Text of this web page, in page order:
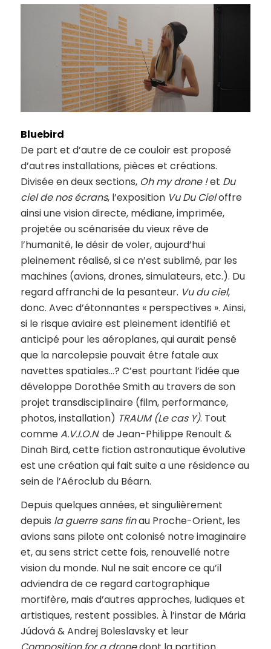
Bluebird
De part et d’autre de ce couloir est proposé
d’autres installations, pièces et créations.
Divisée en deux sections, Oh my drone !et Du
ciel de nos écrans, l’exposition Vu Du Cieloffre
ainsi une vision directe, médiane, imprimée,
projetée ou scénarisée du vieux rêve de
l’humanité, le désir de voler, aujourd’hui
pleinement réalisé, si ce n’est sublimé, par les
machines (avions, drones, simulateurs, etc.). Du
regard affranchi de la pesanteur. Vu du ciel,
donc. Avec d’étonnantes « perspectives ». Ainsi,
si le risque aviaire est pleinement identifié et
anticipé pour les aéroplanes, qui aurait pensé
que la narcolepsie pouvait être fatale aux
navettes spatiales…? C’est pourtant l’idée que
développe Dorothée Smith au travers de son
projet transdisciplinaire (film, performance,
photos, installation) TRAUM (Le cas Y). Tout
commeA.V.I.O.N. de Jean-Philippe Renoult &
Dinah Bird, cette fiction astronautique évolutive
est une création qui fait suite a une résidence au
sein de l’Aéroclub du Béarn.
Depuis quelques années, et singulièrement
depuis la guerre sans finau Proche-Orient, les
avions sans pilote ont colonisé notre imaginaire
et, au sens strict cette fois, renouvellé notre
vision du monde. Nul ne sait encore ce qu’il
adviendra de ce regard cartographique
mortifère, mais d’autres approches, ludiques et
artistiques, restent possibles. À l’instar de Mária
Júdová & Andrej Boleslavsky et leur